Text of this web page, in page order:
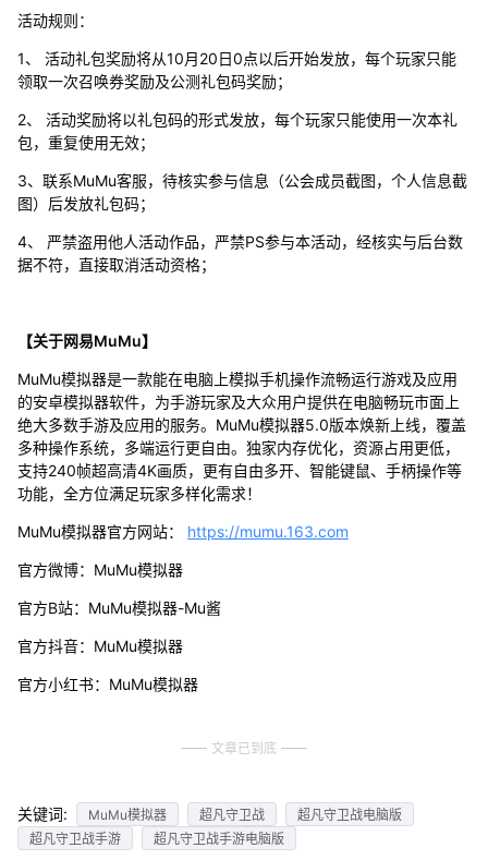
活动规则：
1、 活动礼包奖励将从10月20日0点以后开始发放，每个玩家只能
领取一次召唤券奖励及公测礼包码奖励；
2、 活动奖励将以礼包码的形式发放，每个玩家只能使用一次本礼
包，重复使用无效；
3、联系MuMu客服，待核实参与信息（公会成员截图，个人信息截
图）后发放礼包码；
4、 严禁盗用他人活动作品，严禁PS参与本活动，经核实与后台数
据不符，直接取消活动资格；
【关于网易MuMu】
MuMu模拟器是一款能在电脑上模拟手机操作流畅运行游戏及应用
的安卓模拟器软件，为手游玩家及大众用户提供在电脑畅玩市面上
绝大多数手游及应用的服务。MuMu模拟器5.0版本焕新上线，覆盖
多种操作系统，多端运行更自由。独家内存优化，资源占用更低，
支持240帧超高清4K画质，更有自由多开、智能键鼠、手柄操作等
功能，全方位满足玩家多样化需求！
MuMu模拟器官方网站： https://mumu.163.com
官方微博：MuMu模拟器
官方B站：MuMu模拟器-Mu酱
官方抖音：MuMu模拟器
官方小红书：MuMu模拟器
文章已到底
关键词: MuMu模拟器 超凡守卫战
超凡守卫战电脑版
超凡守卫战手游
超凡守卫战手游电脑版